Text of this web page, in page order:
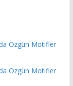
Özgün Motifler
Özgün Motifler